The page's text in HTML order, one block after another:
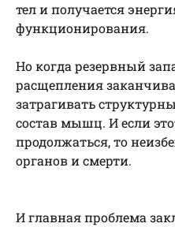
тел и получается
функционирования.
Но когда резервный
расщепления
затрагивать
состав мышц. И если
продолжаться, то
органов и смерти.
И главная проблема